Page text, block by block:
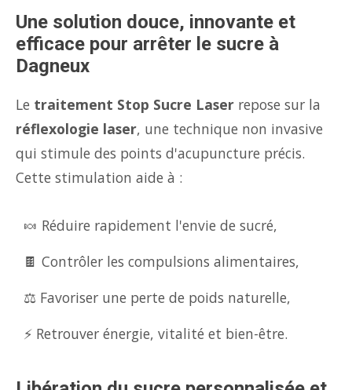
Une solution douce, innovante et
efficace pour arrêter le sucre à
Dagneux
Le traitement Stop Sucre Laser repose sur la
réflexologie laser, une technique non invasive
qui stimule des points d'acupuncture précis.
Cette stimulation aide à :
🍬 Réduire rapidement l'envie de sucré,
🍫 Contrôler les compulsions alimentaires,
⚖️ Favoriser une perte de poids naturelle,
⚡ Retrouver énergie, vitalité et bien-être.